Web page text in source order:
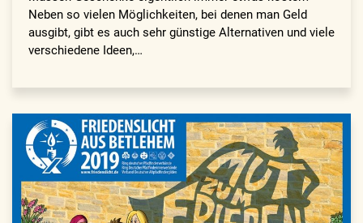
Neben so vielen Möglichkeiten, bei denen man Geld
ausgibt, gibt es auch sehr günstige Alternativen und viele
verschiedene Ideen,…